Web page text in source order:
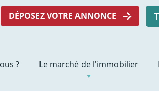
DÉPOSEZ VOTRE ANNONCE
? Le marché de l'immobilier